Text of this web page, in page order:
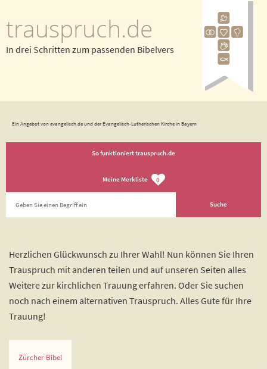
trauspruch.de
In drei Schritten zum passenden Bibelvers
Ein Angebot von evangelisch.de und der Evangelisch-Lutherischen Kirche in Bayern
So funktioniert trauspruch.de
Meine Merkliste 0
Herzlichen Glückwunsch zu Ihrer Wahl! Nun können Sie Ihren
Trauspruch mit anderen teilen und auf unseren Seiten alles
Weitere zur kirchlichen Trauung erfahren. Oder Sie suchen
noch nach einem alternativen Trauspruch. Alles Gute für Ihre
Trauung!
Zürcher Bibel